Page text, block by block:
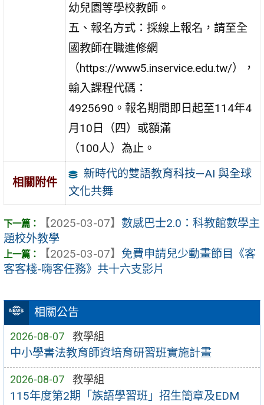
相關公告
2026-08-07 教學組
中小學書法教育師資培育研習班實施計畫
2026-08-07 教學組
115年度第2期「族語學習班」招生簡章及EDM
幼兒園等學校教師。
五、報名方式：採線上報名，請至全
國教師在職進修網
（https://www5.inservice.edu.tw/），
輸入課程代碼：
4925690。報名期間即日起至114年4
月10日（四）或額滿
（100人）為止。
相關附件
新時代的雙語教育科技—AI 與全球
文化共舞
【2025-03-07】 數感巴士2.0：科教館數學主
題校外教學
【2025-03-07】 免費申請兒少動畫節目《客
客客棧-嗨客任務》共十六支影片